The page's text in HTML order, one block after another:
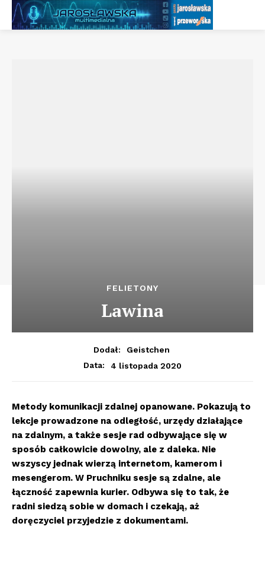
FELIETONY
Lawina
Dodał:
Geistchen
Data:
4 listopada 2020
Metody komunikacji zdalnej opanowane. Pokazują to
lekcje prowadzone na odległość, urzędy działające
na zdalnym, a także sesje rad odbywające się w
sposób całkowicie dowolny, ale z daleka. Nie
wszyscy jednak wierzą internetom, kamerom i
mesengerom. W Pruchniku sesje są zdalne, ale
łączność zapewnia kurier. Odbywa się to tak, że
radni siedzą sobie w domach i czekają, aż
doręczyciel przyjedzie z dokumentami.